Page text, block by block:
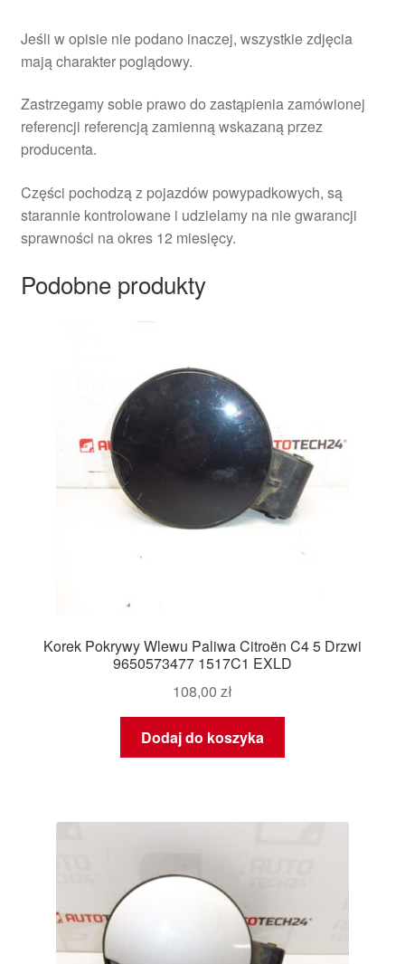
Jeśli w opisie nie podano inaczej, wszystkie zdjęcia
mają charakter poglądowy.
Zastrzegamy sobie prawo do zastąpienia zamówionej
referencji referencją zamienną wskazaną przez
producenta.
Części pochodzą z pojazdów powypadkowych, są
starannie kontrolowane i udzielamy na nie gwarancji
sprawności na okres 12 miesięcy.
Podobne produkty
Korek Pokrywy Wlewu Paliwa Citroën C4 5 Drzwi
9650573477 1517C1 EXLD
108,00 zł
Dodaj do koszyka